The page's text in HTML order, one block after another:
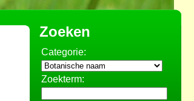
Zoeken
Categorie:
Zoekterm: